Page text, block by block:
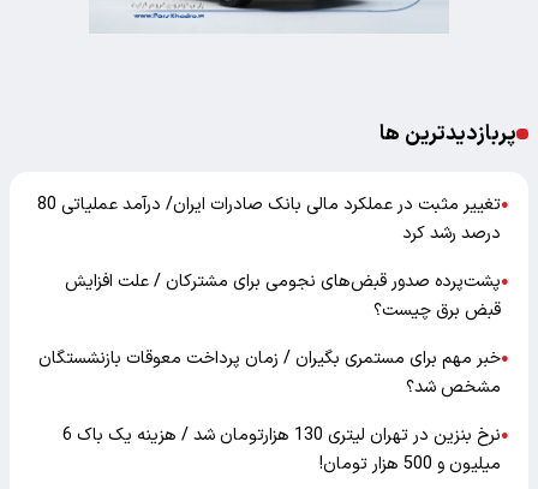
پربازدیدترین ها
●
تغییر مثبت در عملکرد مالی بانک صادرات ایران/ درآمد عملیاتی 80
درصد رشد کرد
●پشت‌پرده صدور قبض‌های نجومی برای مشترکان / علت افزایش
قبض برق چیست؟
●خبر مهم برای مستمری بگیران / زمان پرداخت معوقات بازنشستگان
مشخص شد؟
●
نرخ بنزین در تهران لیتری 130 هزارتومان شد / هزینه یک باک 6
میلیون و 500 هزار تومان!